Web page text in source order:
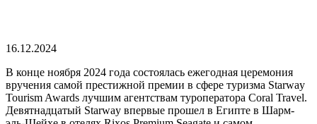
16.12.2024
В конце ноября 2024 года состоялась ежегодная церемония
вручения самой престижной премии в сфере туризма Starway
Tourism Awards лучшим агентствам туроператора Coral Travel.
Девятнадцатый Starway впервые прошел в Египте в Шарм-